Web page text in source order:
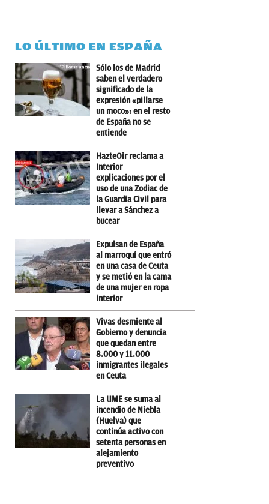
LO ÚLTIMO EN ESPAÑA
Sólo los de Madrid
saben el verdadero
significado de la
expresión «pillarse
un moco»: en el resto
de España no se
entiende
HazteOir reclama a
Interior
explicaciones por el
uso de una Zodiac de
la Guardia Civil para
llevar a Sánchez a
bucear
Expulsan de España
al marroquí que entró
en una casa de Ceuta
y se metió en la cama
de una mujer en ropa
interior
Vivas desmiente al
Gobierno y denuncia
que quedan entre
8.000 y 11.000
inmigrantes ilegales
en Ceuta
La UME se suma al
incendio de Niebla
(Huelva) que
continúa activo con
setenta personas en
alejamiento
preventivo